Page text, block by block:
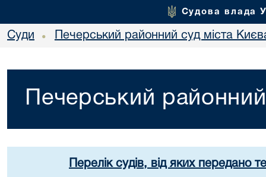
Судова влада
Суди • Печерський районний суд міста
Печерський
Перелік судів, від яких передано